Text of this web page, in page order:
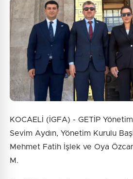
KOCAELİ (İGFA) - GETİP
Sevim Aydın, Yönetim Kurulu
Mehmet Fatih İşlek ve Oya
M.